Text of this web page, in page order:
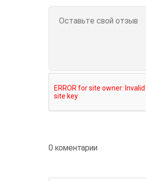
0 коментарии